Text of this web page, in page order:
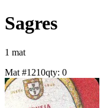
Sagres
1 mat
Mat #1210qty: 0